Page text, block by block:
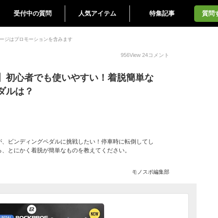
受付中の質問 人気アイテム 特集記事 質問
ジはプロモーションを含みます
956View 24コメント
初心者でも使いやすい！着脱簡単な
ルは？
ビンディングペダルに挑戦したい！停車時に転倒してし
とにかく着脱が簡単なものを教えてください。
モノスポ編集部